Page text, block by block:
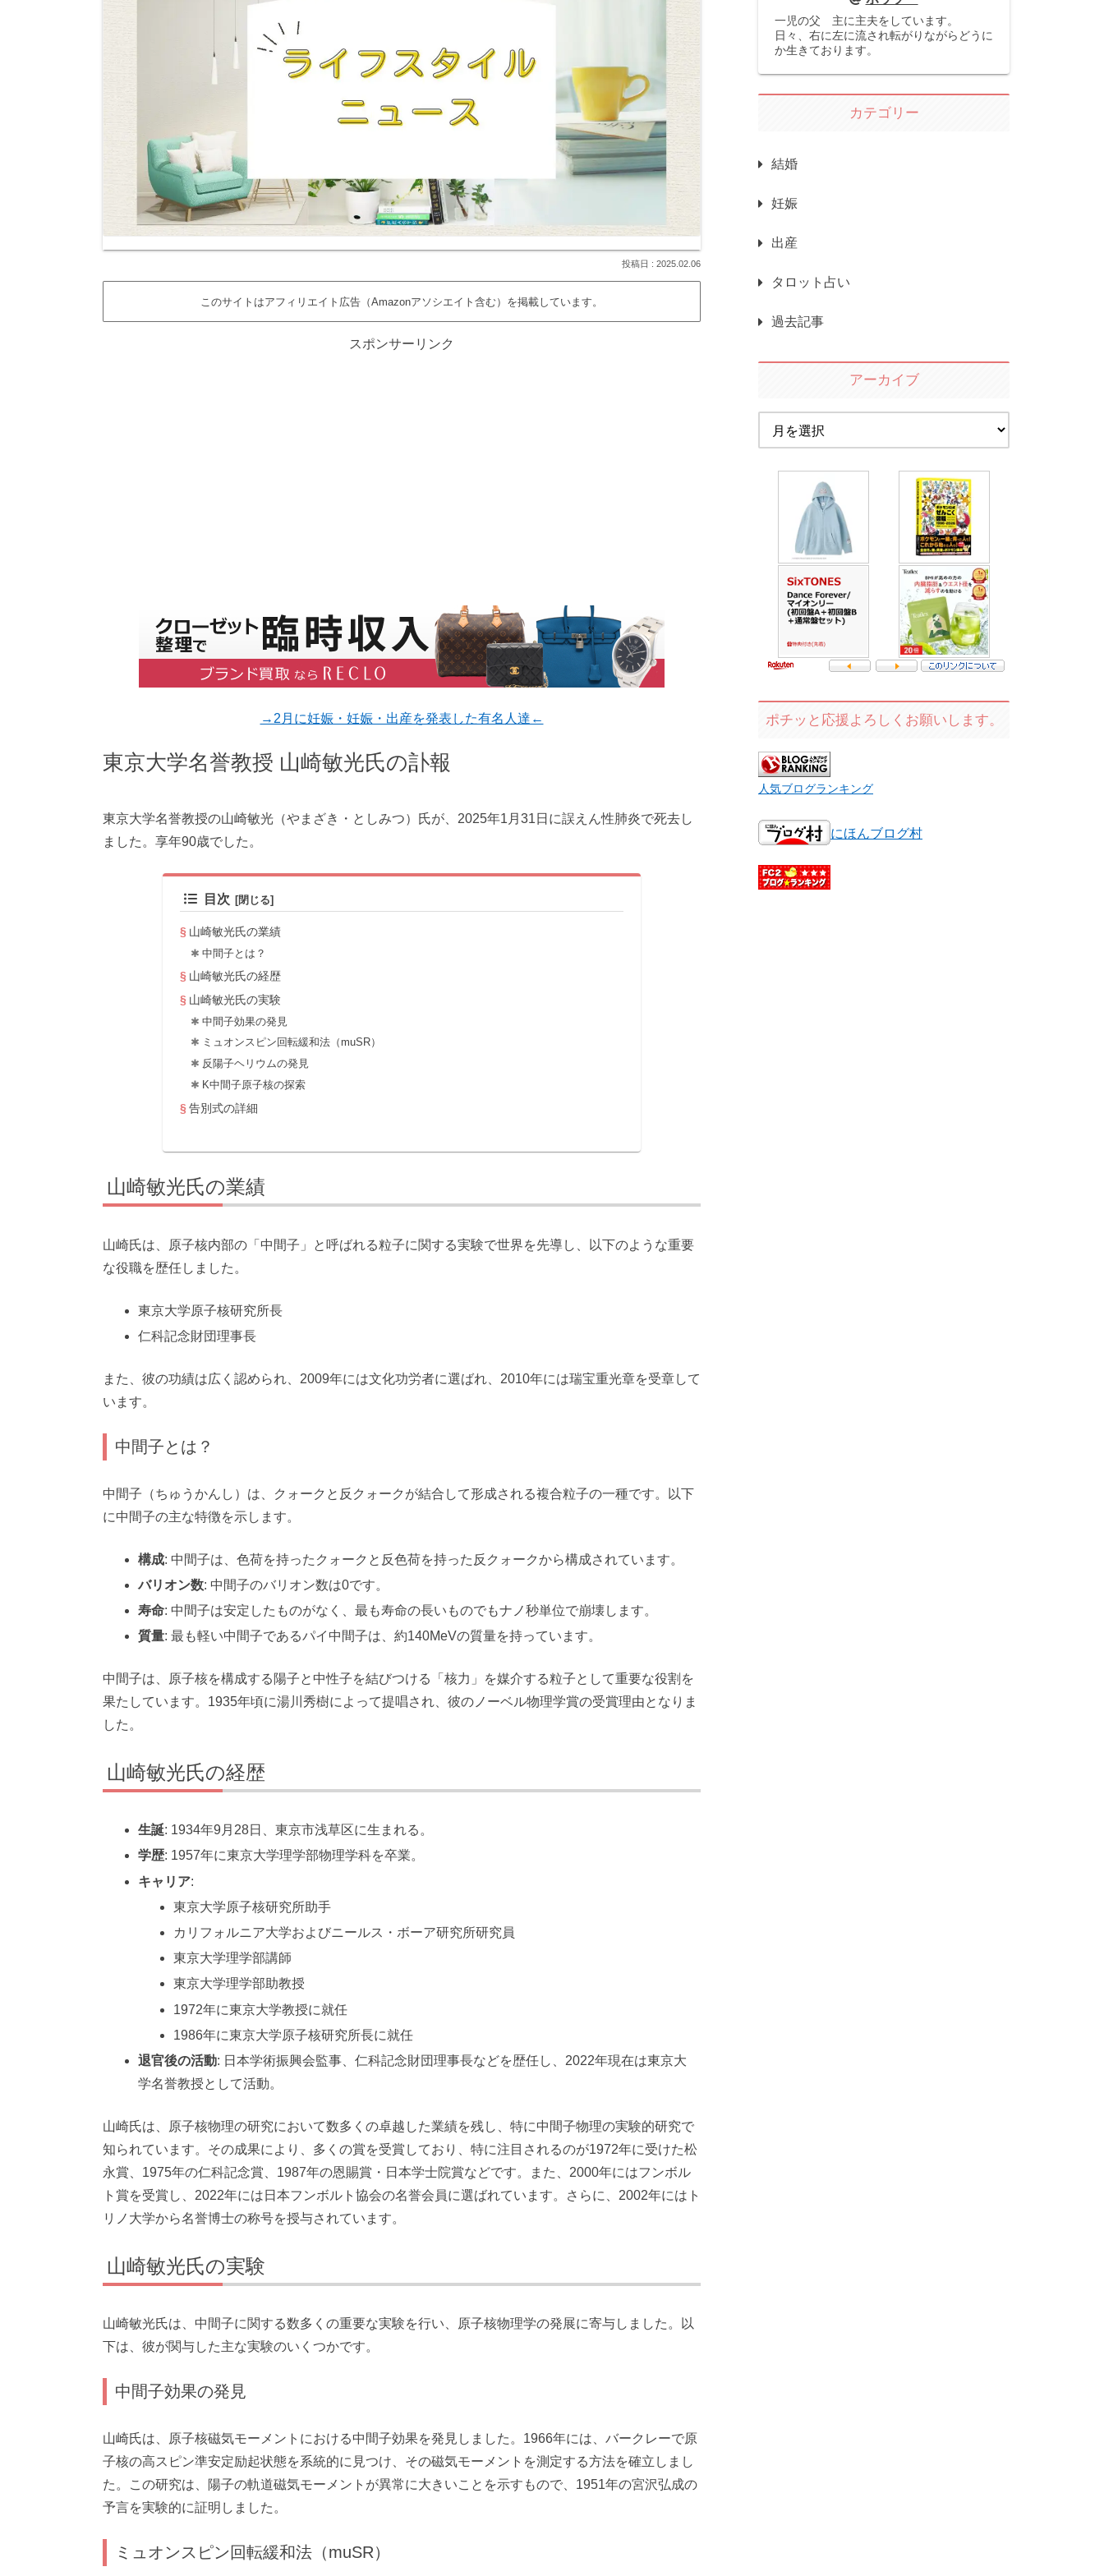
2025.02.06
このサイトはアフィリエイト広告（Amazonアソシエイト含む）を掲載しています。
スポンサーリンク
→2月に妊娠・妊娠・出産を発表した有名人達←
東京大学名誉教授 山崎敏光氏の訃報
東京大学名誉教授の山崎敏光（やまざき・としみつ）氏が、2025年1月31日に誤えん性肺炎で死去し
ました。享年90歳でした。
目次
山崎敏光氏の業績
中間子とは？
山崎敏光氏の経歴
山崎敏光氏の実験
中間子効果の発見
ミュオンスピン回転緩和法（muSR）
反陽子ヘリウムの発見
K中間子原子核の探索
告別式の詳細
山崎敏光氏の業績
山崎氏は、原子核内部の「中間子」と呼ばれる粒子に関する実験で世界を先導し、以下のような重要
な役職を歴任しました。
東京大学原子核研究所長
仁科記念財団理事長
また、彼の功績は広く認められ、2009年には文化功労者に選ばれ、2010年には瑞宝重光章を受章して
います。
中間子とは？
中間子（ちゅうかんし）は、クォークと反クォークが結合して形成される複合粒子の一種です。以下
に中間子の主な特徴を示します。
構成: 中間子は、色荷を持ったクォークと反色荷を持った反クォークから構成されています。
バリオン数: 中間子のバリオン数は0です。
寿命: 中間子は安定したものがなく、最も寿命の長いものでもナノ秒単位で崩壊します。
質量: 最も軽い中間子であるパイ中間子は、約140MeVの質量を持っています。
中間子は、原子核を構成する陽子と中性子を結びつける「核力」を媒介する粒子として重要な役割を
果たしています。1935年頃に湯川秀樹によって提唱され、彼のノーベル物理学賞の受賞理由となりま
した。
山崎敏光氏の経歴
生誕: 1934年9月28日、東京市浅草区に生まれる。
学歴: 1957年に東京大学理学部物理学科を卒業。
キャリア:
東京大学原子核研究所助手
カリフォルニア大学およびニールス・ボーア研究所研究員
東京大学理学部講師
東京大学理学部助教授
1972年に東京大学教授に就任
1986年に東京大学原子核研究所長に就任
退官後の活動: 日本学術振興会監事、仁科記念財団理事長などを歴任し、2022年現在は東京大
学名誉教授として活動。
山崎氏は、原子核物理の研究において数多くの卓越した業績を残し、特に中間子物理の実験的研究で
知られています。その成果により、多くの賞を受賞しており、特に注目されるのが1972年に受けた松
永賞、1975年の仁科記念賞、1987年の恩賜賞・日本学士院賞などです。また、2000年にはフンボル
ト賞を受賞し、2022年には日本フンボルト協会の名誉会員に選ばれています。さらに、2002年にはト
リノ大学から名誉博士の称号を授与されています。
山崎敏光氏の実験
山崎敏光氏は、中間子に関する数多くの重要な実験を行い、原子核物理学の発展に寄与しました。以
下は、彼が関与した主な実験のいくつかです。
中間子効果の発見
山崎氏は、原子核磁気モーメントにおける中間子効果を発見しました。1966年には、バークレーで原
子核の高スピン準安定励起状態を系統的に見つけ、その磁気モーメントを測定する方法を確立しまし
た。この研究は、陽子の軌道磁気モーメントが異常に大きいことを示すもので、1951年の宮沢弘成の
予言を実験的に証明しました。
ミュオンスピン回転緩和法（muSR）
一児の父 主に主夫をしています。
日々、右に左に流され転がりながらどうに
か生きております。
カテゴリー
結婚
妊娠
出産
タロット占い
過去記事
アーカイブ
ポチッと応援よろしくお願いします。
人気ブログランキング
にほんブログ村